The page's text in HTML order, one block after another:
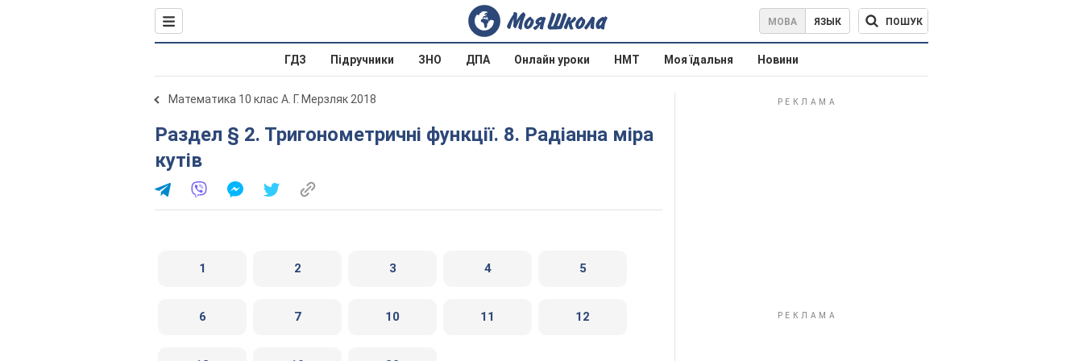
МОВА ЯЗЫК ПОШУК
ГДЗ Підручники ЗНО ДПА Онлайн уроки НМТ Моя їдальня Новини
Математика 10 клас А. Г. Мерзляк 2018
Раздел § 2. Тригонометричні функції. 8. Радіанна міра
кутів
1 2 3 4 5
6 7 10 11 12